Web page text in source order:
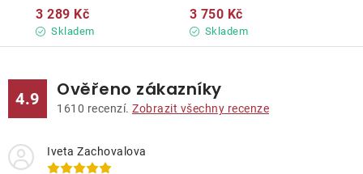
Skladem
3 289 Kč
Skladem
3 750 Kč
4.9 Ověřeno zákazníky
1610 recenzí. Zobrazit všechny recenze
Iveta Zachovalova